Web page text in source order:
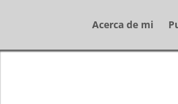
Acerca de mi